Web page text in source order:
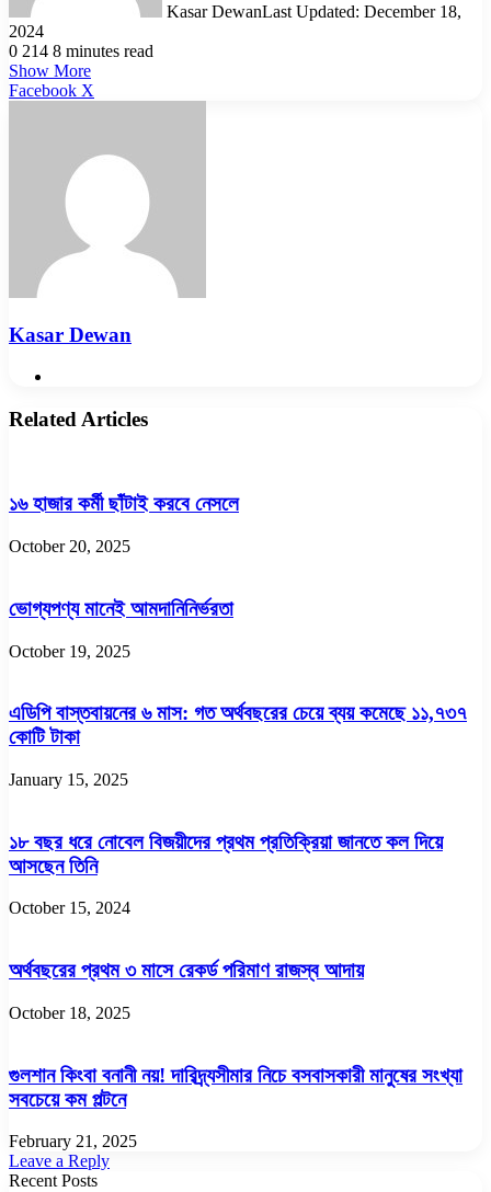
Kasar DewanLast Updated: December 18,
2024
0 214 8 minutes read
Show More
Facebook X
Kasar Dewan
Related Articles
১৬ হাজার কর্মী ছাঁটাই করবে নেসলে
October 20, 2025
ভোগ্যপণ্য মানেই আমদানিনির্ভরতা
October 19, 2025
এডিপি বাস্তবায়নের ৬ মাস: গত অর্থবছরের চেয়ে ব্যয় কমেছে ১১,৭৩৭
কোটি টাকা
January 15, 2025
১৮ বছর ধরে নোবেল বিজয়ীদের প্রথম প্রতিক্রিয়া জানতে কল দিয়ে
আসছেন তিনি
October 15, 2024
অর্থবছরের প্রথম ৩ মাসে রেকর্ড পরিমাণ রাজস্ব আদায়
October 18, 2025
গুলশান কিংবা বনানী নয়! দারিদ্র্যসীমার নিচে বসবাসকারী মানুষের সংখ্যা
সবচেয়ে কম পল্টনে
February 21, 2025
Leave a Reply
Recent Posts